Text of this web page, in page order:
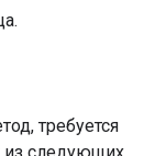
требуется